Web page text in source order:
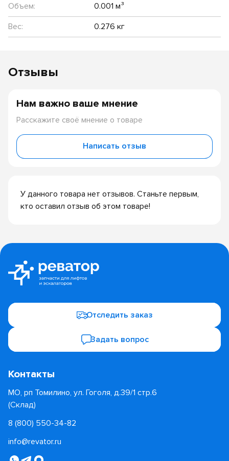
Объем:
0.001 м³
Вес:
0.276 кг
Отзывы
У данного товара нет отзывов. Станьте первым,
кто оставил отзыв об этом товаре!
Нам важно ваше мнение
Расскажите своё мнение о товаре
Написать отзыв
Отследить заказ
Задать вопрос
Контакты
МО, рп Томилино, ул. Гоголя, д.39/1 стр.6
(Склад)
8 (800) 550-34-82
info@revator.ru